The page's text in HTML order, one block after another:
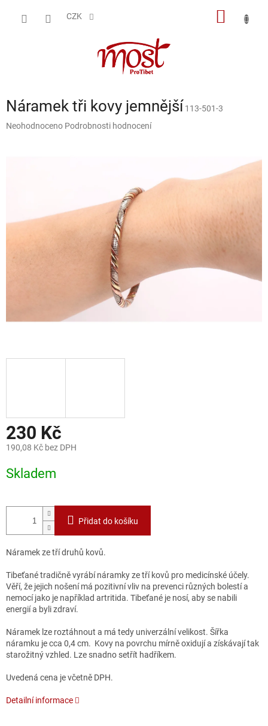
CZK
Náramek tři kovy jemnější 113-501-3
Průměrné
Neohodnoceno Podrobnosti hodnocení
230 Kč
190,08 Kč bez DPH
cena:
Skladem
Přidat do košíku
Náramek ze tří druhů kovů.
Tibeťané tradičně vyrábí náramky ze tří kovů pro medicínské účely.
Věří, že jejich nošení má pozitivní vliv na prevenci různých bolestí a
nemocí jako je například artritida. Tibeťané je nosí, aby se nabili
energií a byli zdraví.
Náramek lze roztáhnout a má tedy univerzální velikost. Šířka
náramku je cca 0,4 cm. Kovy na povrchu mírně oxidují a získávají tak
starožitný vzhled. Lze snadno setřít hadříkem.
Uvedená cena je včetně DPH.
Detailní informace